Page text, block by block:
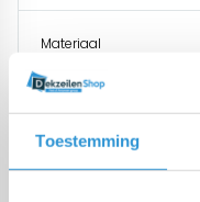
Toestemming
Materiaal
Origine